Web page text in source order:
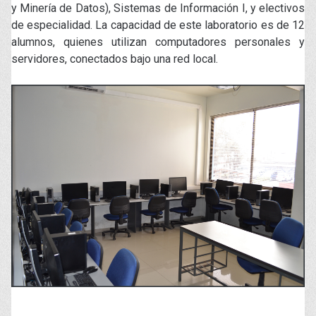
y Minería de Datos), Sistemas de Información I, y electivos
de especialidad. La capacidad de este laboratorio es de 12
alumnos, quienes utilizan computadores personales y
servidores, conectados bajo una red local.